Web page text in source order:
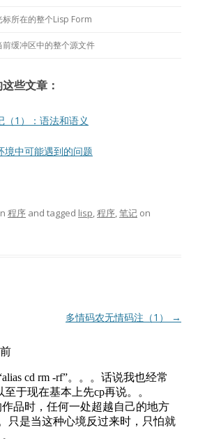
标所在的整个Lisp Form
缓冲区中的整个源文件
些文章：
1）：语法和语义
中可能遇到的问题
程序 and tagged lisp,程序,笔记 on
多情码农无情码注（1） →